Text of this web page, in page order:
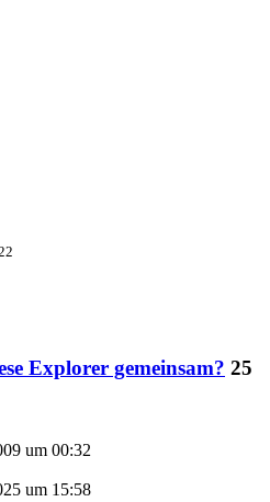
Explorer gemeinsam? 25
um 00:32
um 15:58